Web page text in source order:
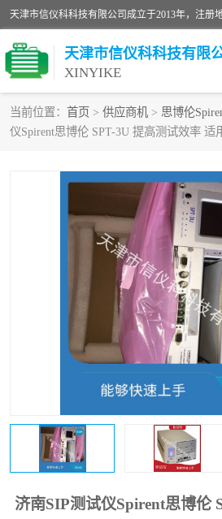
天津市信仪科科技有限
XINYIKE
当前位置： 首页 > 供应商机 > 思博伦
仪Spirent思博伦 SPT-3U 提高测试效率 适
济南SIP测试仪Spirent思博伦
思博伦Spirent C50 思
思博伦Spirent C100 思
思博伦Spirent N11U 思
思
思博伦Spirent SPT-3U 思
发包仪IXIA XGS2 思